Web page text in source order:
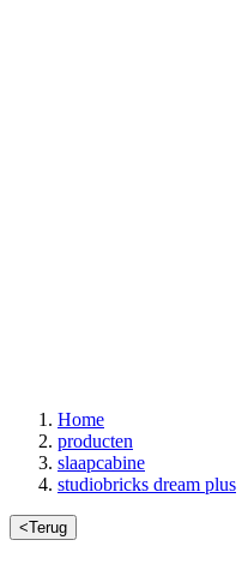
Home
producten
slaapcabine
studiobricks dream plus
<Terug